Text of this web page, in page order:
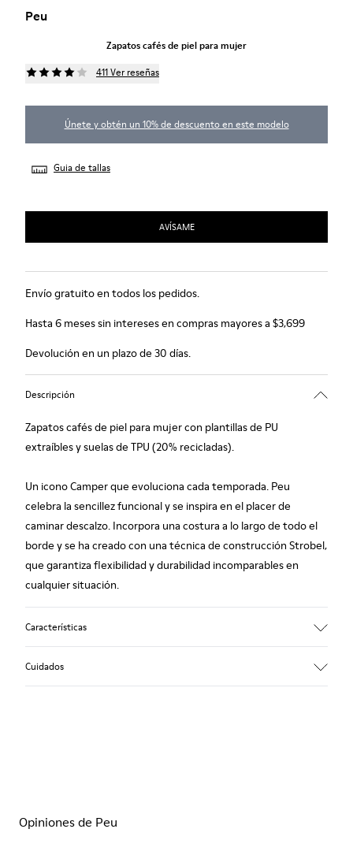
Peu
Zapatos cafés de piel para mujer
411 Ver reseñas
Únete y obtén un 10% de descuento en este modelo
Guia de tallas
AVÍSAME
Envío gratuito en todos los pedidos.
Hasta 6 meses sin intereses en compras mayores a $3,699
Devolución en un plazo de 30 días.
Descripción
Zapatos cafés de piel para mujer con plantillas de PU
extraíbles y suelas de TPU (20% recicladas).
Un icono Camper que evoluciona cada temporada. Peu
celebra la sencillez funcional y se inspira en el placer de
caminar descalzo. Incorpora una costura a lo largo de todo el
borde y se ha creado con una técnica de construcción Strobel,
que garantiza flexibilidad y durabilidad incomparables en
cualquier situación.
Características
45% Textil (70% fibra de bambu, 30% Poliéster reciclado), 44%
Piel vacuna, 11% Piel porcina
Cuidados
Si deseas obtener información detallada sobre cómo cuidar de
Opiniones de Peu